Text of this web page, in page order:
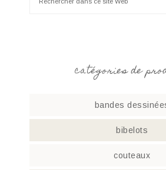
catégories de
bandes
bibelots
couteaux